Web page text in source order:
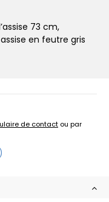
73 cm,
en feutre gris
de contact ou par